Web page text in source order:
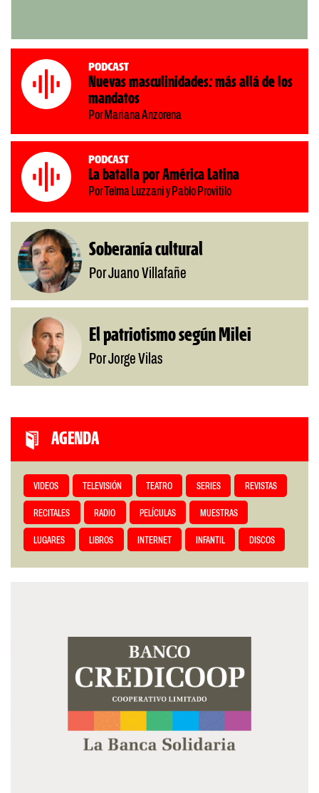
Podcast
Nuevas masculinidades: más allá de los
mandatos
Por Mariana Anzorena
Podcast
La batalla por América Latina
Por Telma Luzzani y Pablo Provitilo
Soberanía cultural
Por Juano Villafañe
El patriotismo según Milei
Por Jorge Vilas
AGENDA
VIDEOS TELEVISIÓN TEATRO SERIES REVISTAS
RECITALES RADIO PELÍCULAS MUESTRAS
LUGARES LIBROS INTERNET INFANTIL DISCOS